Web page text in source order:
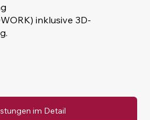
inklusive 3D-
im Detail